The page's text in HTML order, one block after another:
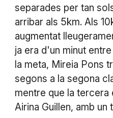
separades per tan
arribar als 5km. Als
augmentat
ja era d'un minut
la meta, Mireia Pons
segons a la segona
mentre que la tercera
Airina Guillen, amb un